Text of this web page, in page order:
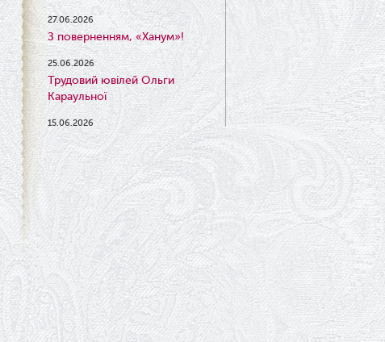
27.06.2026
З поверненням, «Ханум»!
25.06.2026
Трудовий ювілей Ольги
Караульної
15.06.2026
Результати конкурсу
09.06.2026
Вітаємо Ірину Візіренко з
народженням дівчинки!
01.06.2026
Дякуємо за свято!
01.06.2026
Графік роботи каси 1 червня
31.05.2026
Ювілей Олени Редько